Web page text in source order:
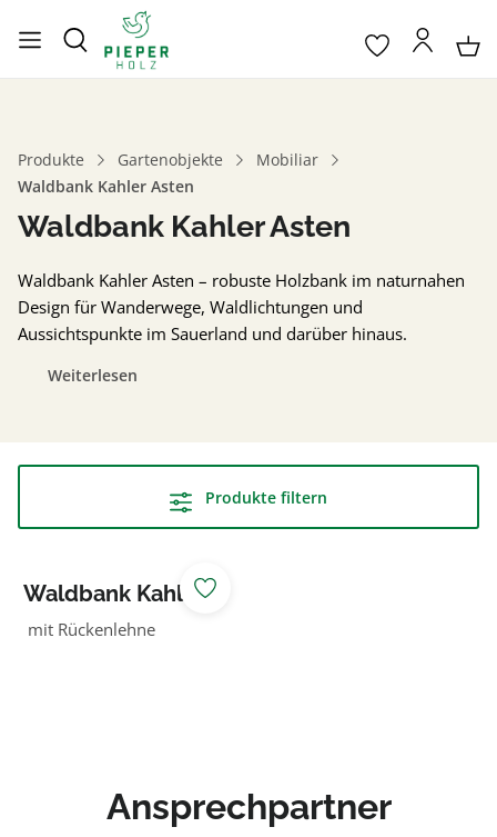
Produkte Gartenobjekte
Mobiliar
Waldbank Kahler Asten
Waldbank Kahler Asten
Waldbank Kahler Asten – robuste Holzbank im naturnahen
Design für Wanderwege, Waldlichtungen und
Aussichtspunkte im Sauerland und darüber hinaus.
Weiterlesen
Produkte filtern
Waldbank Kahler
Asten 2.00 m lang
mit Rückenlehne
Ansprechpartner